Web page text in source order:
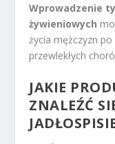
Wprowadzenie
żywieniowych
życia mężczyzn
przewlekłych
JAKIE
ZNALEŹĆ